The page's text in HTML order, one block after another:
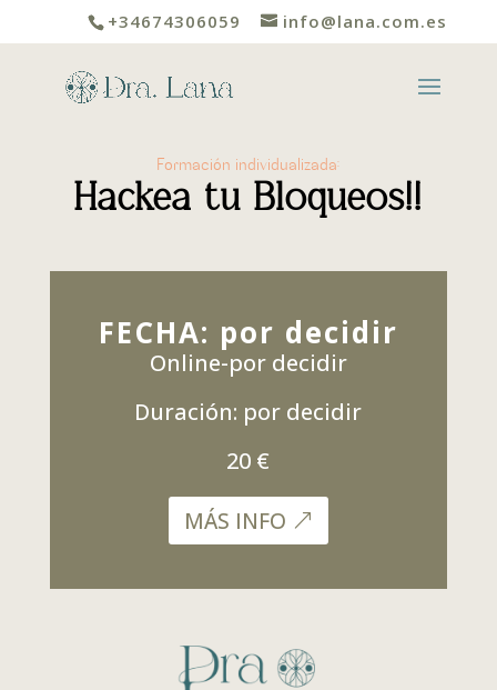
+34674306059 info@lana.com.es
Formación individualizada:
Hackea tu Bloqueos!!
FECHA: por decidir
Online-por decidir
Duración: por decidir
20 €
MÁS INFO